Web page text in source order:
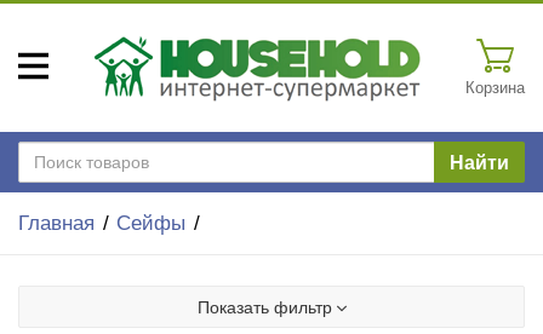
Корзина
Найти
Главная Сейфы
Показать фильтр